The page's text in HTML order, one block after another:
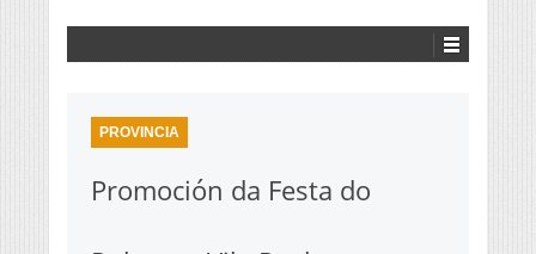
PROVINCIA
Promoción da Festa do